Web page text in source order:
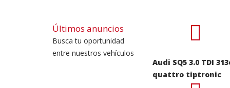
Últimos anuncios
Busca tu oportunidad
entre nuestros vehículos
Audi SQ5 3.0 TDI
quattro tiptronic